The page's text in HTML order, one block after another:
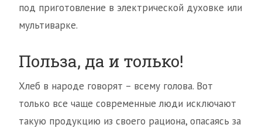
под приготовление в электрической духовке или
мультиварке.
Польза, да и только!
Хлеб в народе говорят – всему голова. Вот
только все чаще современные люди исключают
такую продукцию из своего рациона, опасаясь за